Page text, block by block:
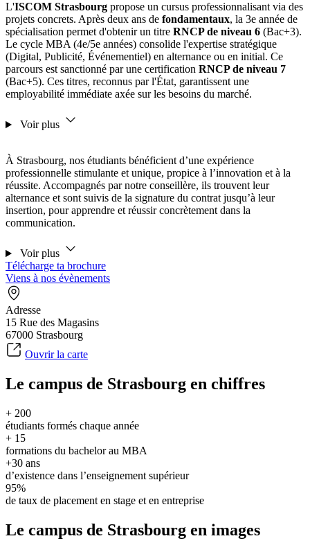
L'ISCOM Strasbourg propose un cursus professionnalisant via des
projets concrets. Après deux ans de fondamentaux, la 3e année de
spécialisation permet d'obtenir un titre RNCP de niveau 6 (Bac+3).
Le cycle MBA (4e/5e années) consolide l'expertise stratégique
(Digital, Publicité, Événementiel) en alternance ou en initial. Ce
parcours est sanctionné par une certification RNCP de niveau 7
(Bac+5). Ces titres, reconnus par l'État, garantissent une
employabilité immédiate axée sur les besoins du marché.
Voir plus
À Strasbourg, nos étudiants bénéficient d’une expérience
professionnelle stimulante et unique, propice à l’innovation et à la
réussite. Accompagnés par notre conseillère, ils trouvent leur
alternance et sont suivis de la signature du contrat jusqu’à leur
insertion, pour apprendre et réussir concrètement dans la
communication.
Voir plus
Télécharge ta brochure
Viens à nos évènements
Adresse
15 Rue des Magasins
67000 Strasbourg
Ouvrir la carte
Le campus de Strasbourg en chiffres
+ 200
étudiants formés chaque année
+ 15
formations du bachelor au MBA
+30 ans
d’existence dans l’enseignement supérieur
95%
de taux de placement en stage et en entreprise
Le campus de Strasbourg en images